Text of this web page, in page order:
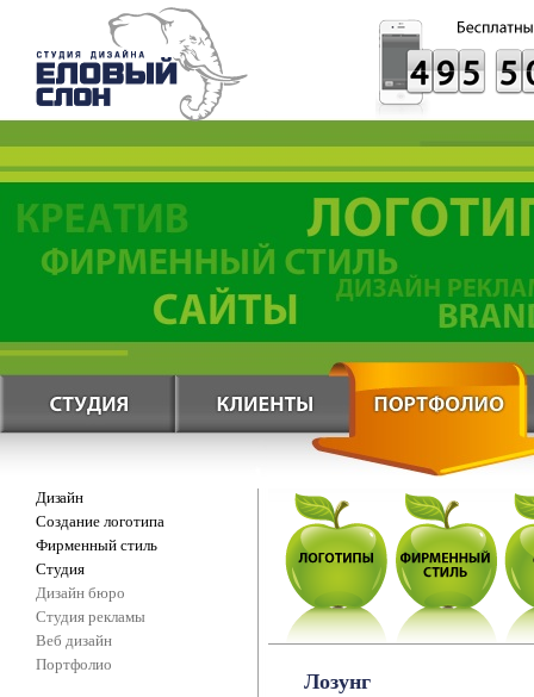
Дизайн
Создание логотипа
Фирменный стиль
Студия
Дизайн бюро
Студия рекламы
Веб дизайн
Портфолио
Лозунг